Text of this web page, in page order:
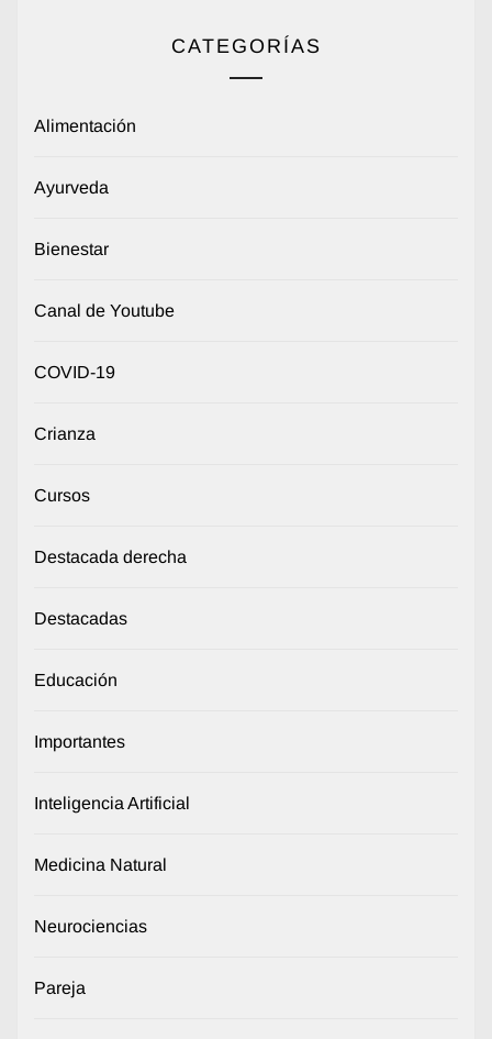
CATEGORÍAS
Alimentación
Ayurveda
Bienestar
Canal de Youtube
COVID-19
Crianza
Cursos
Destacada derecha
Destacadas
Educación
Importantes
Inteligencia Artificial
Medicina Natural
Neurociencias
Pareja